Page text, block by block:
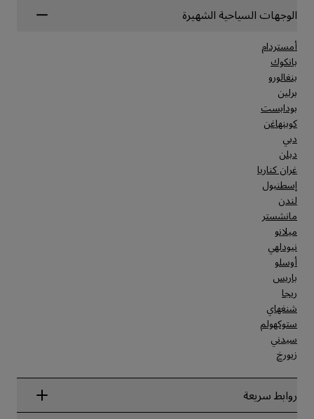
الوجهات السياحية الشهيرة
أمستردام
بانكوك
بنغالورو
برلين
بودابست
كوبنهاغن
دبي
دبلن
غران كناريا
إسطنبول
لندن
مانشستر
ميلانو
نيودلهي
أوسلو
باريس
ريجا
شنغهاي
ستوكهولم
سيدني
زيورخ
روابط سريعة